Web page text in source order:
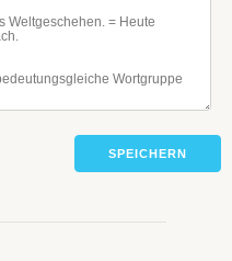
SPEICHERN